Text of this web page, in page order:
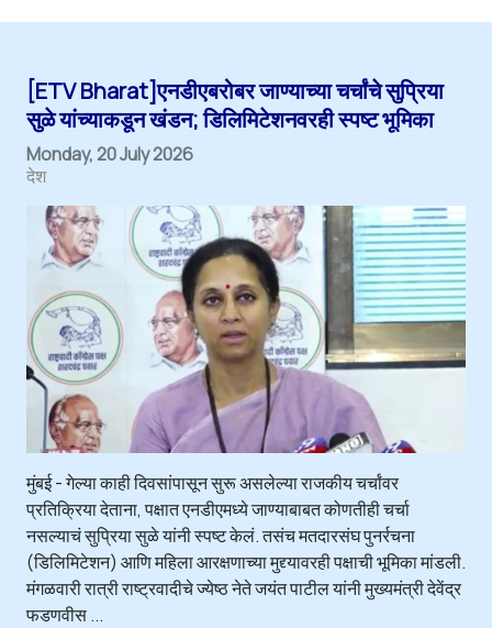
[ETV Bharat]एनडीएबरोबर जाण्याच्या चर्चांचे सुप्रिया
सुळे यांच्याकडून खंडन; डिलिमिटेशनवरही स्पष्ट भूमिका
Monday, 20 July 2026
देश
मुंबई - गेल्या काही दिवसांपासून सुरू असलेल्या राजकीय चर्चांवर
प्रतिक्रिया देताना, पक्षात एनडीएमध्ये जाण्याबाबत कोणतीही चर्चा
नसल्याचं सुप्रिया सुळे यांनी स्पष्ट केलं. तसंच मतदारसंघ पुनर्रचना
(डिलिमिटेशन) आणि महिला आरक्षणाच्या मुद्द्यावरही पक्षाची भूमिका मांडली.
मंगळवारी रात्री राष्ट्रवादीचे ज्येष्ठ नेते जयंत पाटील यांनी मुख्यमंत्री देवेंद्र
फडणवीस ...